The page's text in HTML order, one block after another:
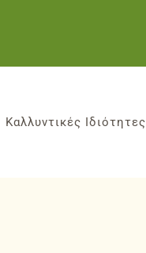
Καλλυντικές Ιδιότητες